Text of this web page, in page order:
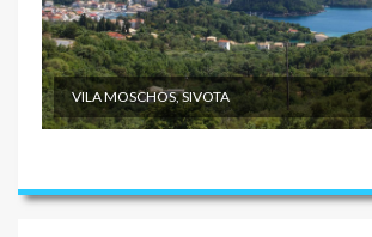
VILA MOSCHOS, SIVOTA